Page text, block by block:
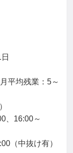
平均残業：5～
、16:00～
（中抜け有）